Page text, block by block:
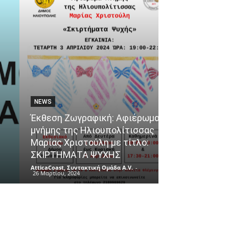
NEWS
Έκθεση Ζωγραφική: Αφιέρωμα
μνήμης της Ηλιουπολίτισσας
Μαρίας Χριστούλη με τίτλο:
ΣΚΙΡΤΗΜΑΤΑ ΨΥΧΗΣ
AtticaCoast, Συντακτική Ομάδα A.V. -
26 Μαρτίου, 2024